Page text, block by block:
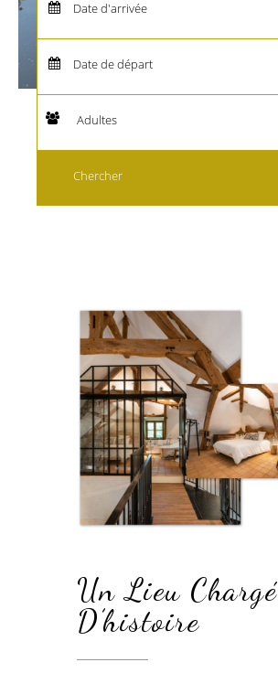
Un Lieu Chargé
D’histoire